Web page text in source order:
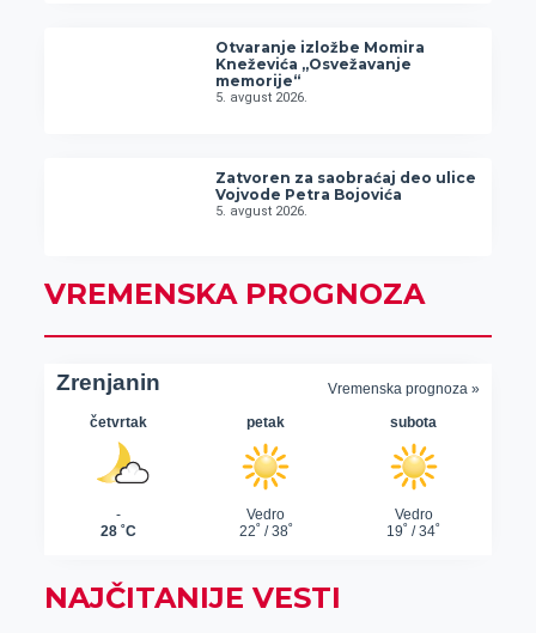
Otvaranje izložbe Momira
Kneževića „Osvežavanje
memorije“
5. avgust 2026.
Zatvoren za saobraćaj deo ulice
Vojvode Petra Bojovića
5. avgust 2026.
VREMENSKA PROGNOZA
NAJČITANIJE VESTI